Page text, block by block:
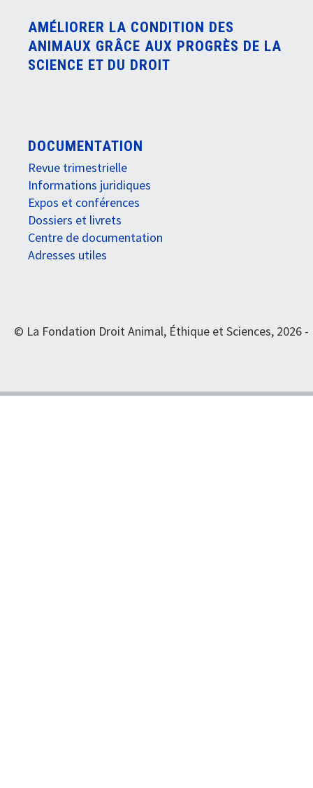
AMÉLIORER LA CONDITION DES
ANIMAUX GRÂCE AUX PROGRÈS DE LA
SCIENCE ET DU DROIT
DOCUMENTATION
Revue trimestrielle
Informations juridiques
Expos et conférences
Dossiers et livrets
Centre de documentation
Adresses utiles
© La Fondation Droit Animal, Éthique et Sciences, 2026 -